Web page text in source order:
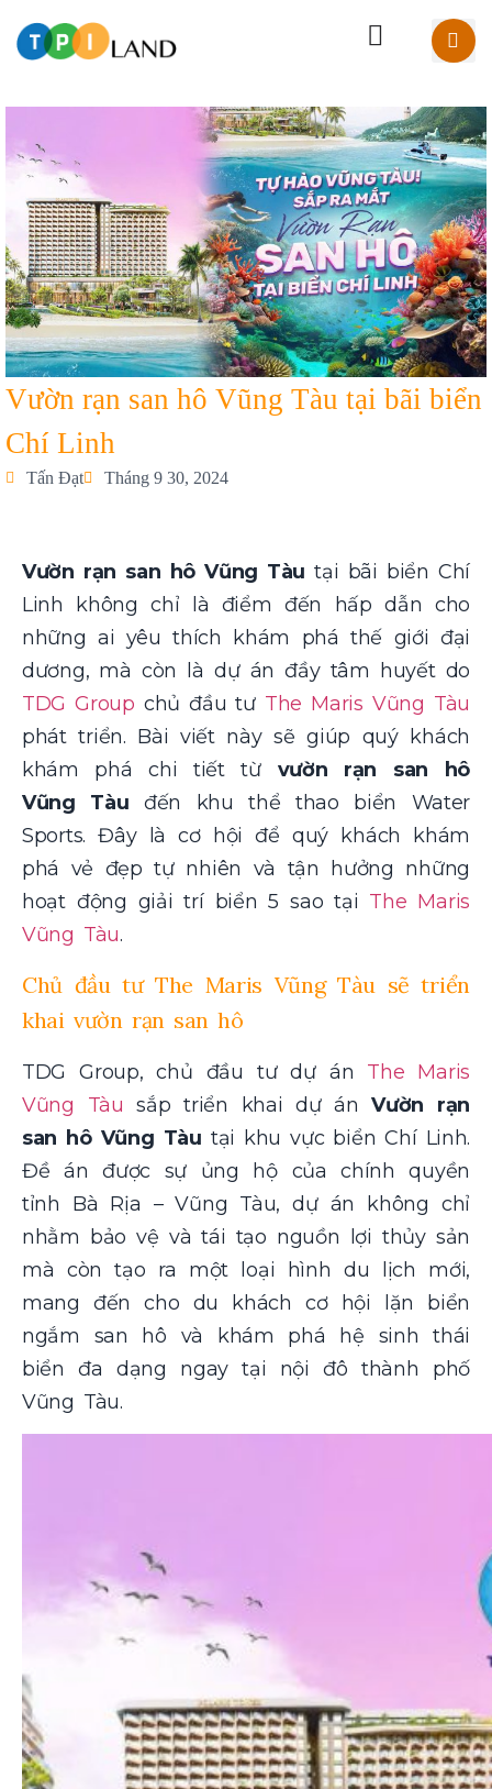
Vườn rạn san hô Vũng Tàu tại bãi biển
Chí Linh
Tấn Đạt Tháng 9 30, 2024
Vườn rạn san hô Vũng Tàu tại bãi biển Chí
Linh không chỉ là điểm đến hấp dẫn cho
những ai yêu thích khám phá thế giới đại
dương, mà còn là dự án đầy tâm huyết do
TDG Group chủ đầu tư The Maris Vũng Tàu
phát triển. Bài viết này sẽ giúp quý khách
khám phá chi tiết từ vườn rạn san hô
Vũng Tàu đến khu thể thao biển Water
Sports. Đây là cơ hội để quý khách khám
phá vẻ đẹp tự nhiên và tận hưởng những
hoạt động giải trí biển 5 sao tại The Maris
Vũng Tàu.
Chủ đầu tư The Maris Vũng Tàu sẽ triển
khai vườn rạn san hô
TDG Group, chủ đầu tư dự án The Maris
Vũng Tàu sắp triển khai dự ánVườn rạn
san hô Vũng Tàu tại khu vực biển Chí Linh.
Đề án được sự ủng hộ của chính quyền
tỉnh Bà Rịa – Vũng Tàu, dự án không chỉ
nhằm bảo vệ và tái tạo nguồn lợi thủy sản
mà còn tạo ra một loại hình du lịch mới,
mang đến cho du khách cơ hội lặn biển
ngắm san hô và khám phá hệ sinh thái
biển đa dạng ngay tại nội đô thành phố
Vũng Tàu.